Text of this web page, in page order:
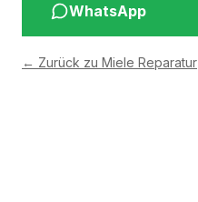
WhatsApp
← Zurück zu Miele Reparatur